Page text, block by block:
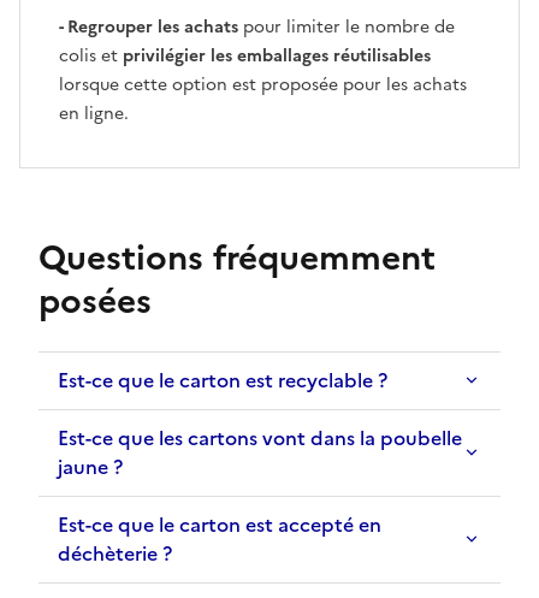
- Regrouper les achats pour limiter le nombre de
colis et privilégier les emballages réutilisables
lorsque cette option est proposée pour les achats
en ligne.
Questions fréquemment
posées
Est-ce que le carton est recyclable ?
Est-ce que les cartons vont dans la poubelle
jaune ?
Est-ce que le carton est accepté en
déchèterie ?